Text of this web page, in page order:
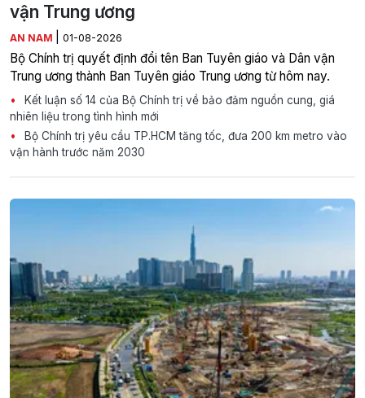
vận Trung ương
AN NAM 01-08-2026
Bộ Chính trị quyết định đổi tên Ban Tuyên giáo và Dân vận
Trung ương thành Ban Tuyên giáo Trung ương từ hôm nay.
Kết luận số 14 của Bộ Chính trị về bảo đảm nguồn cung, giá
nhiên liệu trong tình hình mới
Bộ Chính trị yêu cầu TP.HCM tăng tốc, đưa 200 km metro vào
vận hành trước năm 2030